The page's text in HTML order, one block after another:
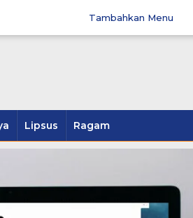
Tambahkan Menu
Lipsus Ragam